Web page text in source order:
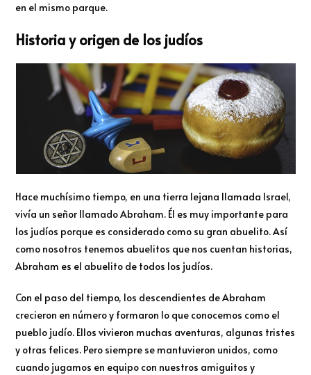
en el mismo parque.
Historia y origen de los judíos
Hace muchísimo tiempo, en una tierra lejana llamada Israel,
vivía un señor llamado Abraham. Él es muy importante para
los judíos porque es considerado como su gran abuelito. Así
como nosotros tenemos abuelitos que nos cuentan historias,
Abraham es el abuelito de todos los judíos.
Con el paso del tiempo, los descendientes de Abraham
crecieron en número y formaron lo que conocemos como el
pueblo judío. Ellos vivieron muchas aventuras, algunas tristes
y otras felices. Pero siempre se mantuvieron unidos, como
cuando jugamos en equipo con nuestros amiguitos y